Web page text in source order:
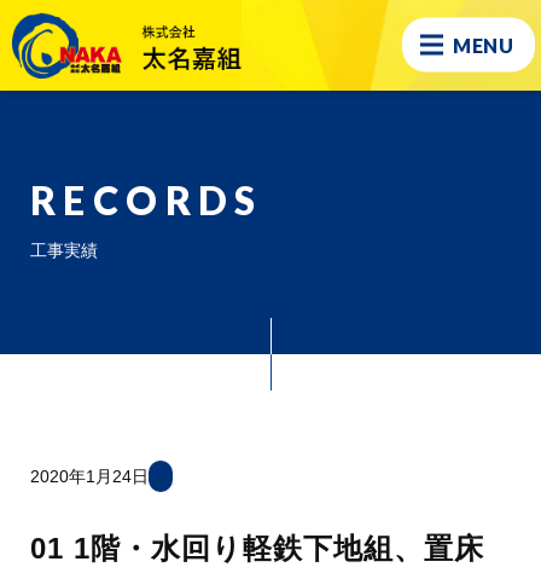
MENU
RECORDS
工事実績
2020年1月24日
01 1階・水回り軽鉄下地組、置床